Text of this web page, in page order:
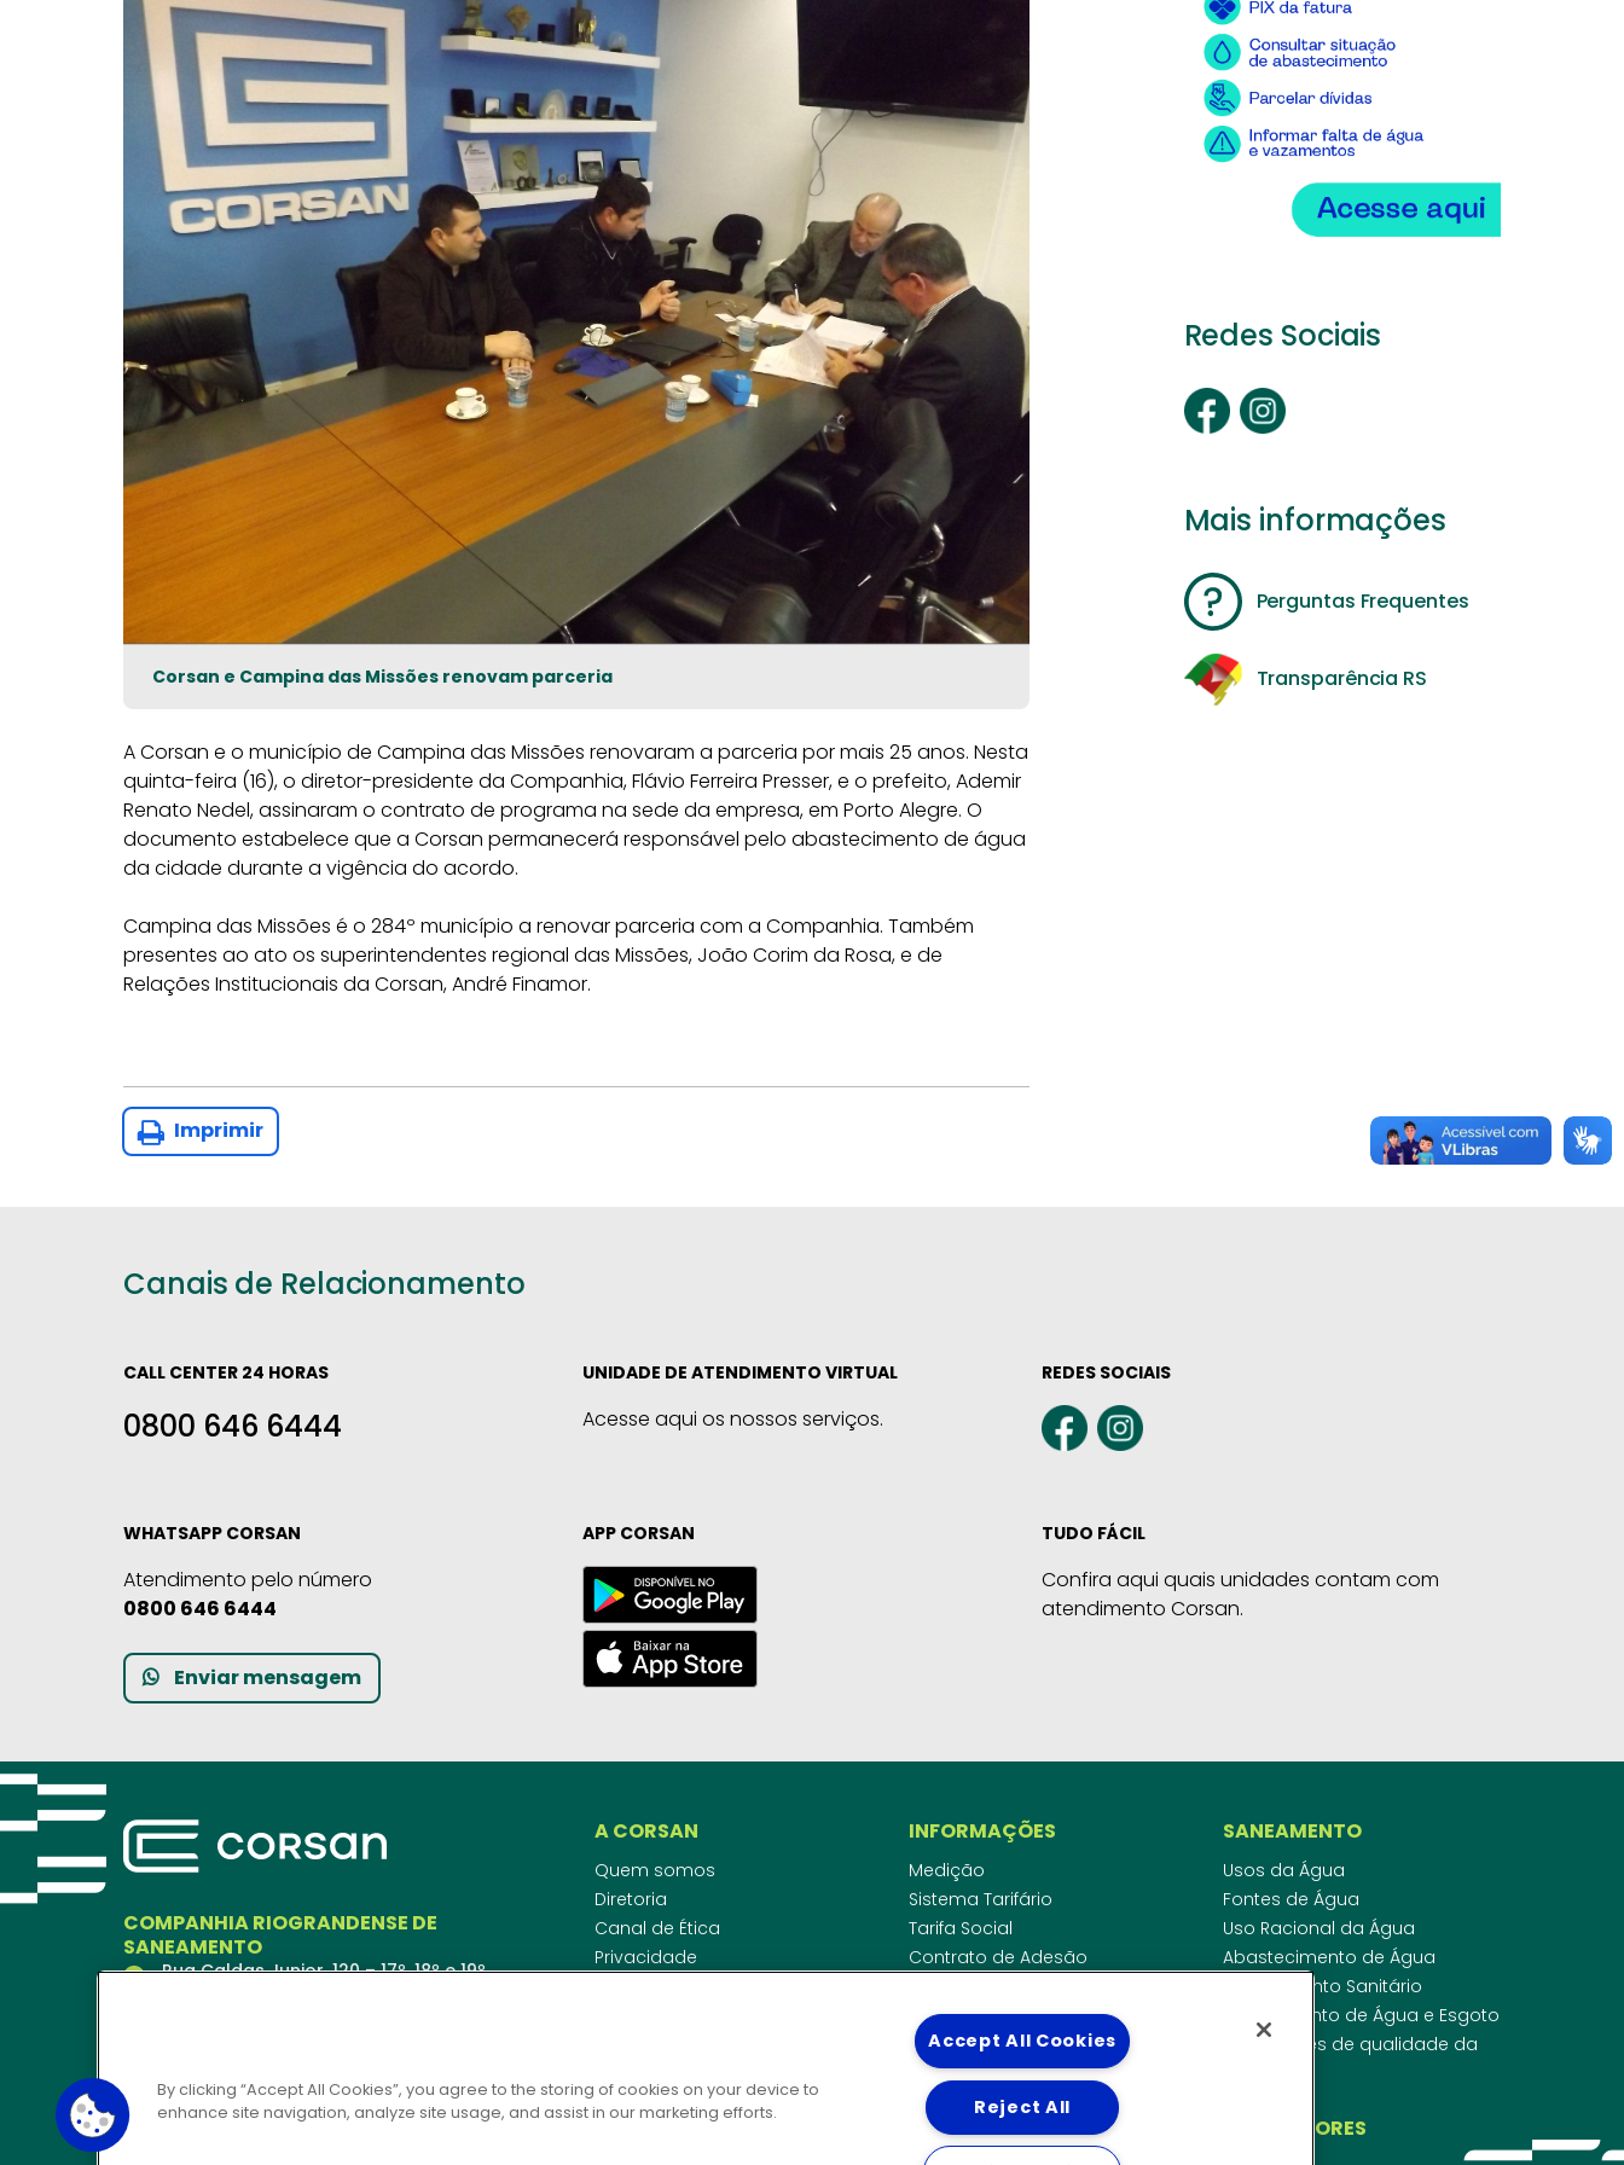
Corsan e Campina das Missões renovam parceria
A Corsan e o município de Campina das Missões renovaram a parceria por mais 25 anos. Nesta
quinta-feira (16), o diretor-presidente da Companhia, Flávio Ferreira Presser, e o prefeito, Ademir
Renato Nedel, assinaram o contrato de programa na sede da empresa, em Porto Alegre. O
documento estabelece que a Corsan permanecerá responsável pelo abastecimento de água
da cidade durante a vigência do acordo.
Campina das Missões é o 284º município a renovar parceria com a Companhia. Também
presentes ao ato os superintendentes regional das Missões, João Corim da Rosa, e de
Relações Institucionais da Corsan, André Finamor.
Imprimir
Redes Sociais
Mais informações
Perguntas Frequentes
Transparência RS
Canais de Relacionamento
CALL CENTER 24 HORAS
0800 646 6444
UNIDADE DE ATENDIMENTO VIRTUAL
Acesse aqui os nossos serviços.
REDES SOCIAIS
WHATSAPP CORSAN
Atendimento pelo número
0800 646 6444
Enviar mensagem
APP CORSAN TUDO FÁCIL
Confira aqui quais unidades contam com
atendimento Corsan.
COMPANHIA RIOGRANDENSE DE
SANEAMENTO
Rua Caldas Junior, 120 – 17º, 18º e 19º
CORSAN 24H
A CORSAN
Quem somos
Diretoria
Canal de Ética
Privacidade
Notícias
INFORMAÇÕES
Medição
Sistema Tarifário
Tarifa Social
Contrato de Adesão
Agências Reguladoras
Cobrança pela Disponibilidade
Padrão de Ligação de Água
Guia Cadastro Técnico
DIRETORIAS
SANEAMENTO
Usos da Água
Fontes de Água
Uso Racional da Água
Abastecimento de Água
Esgotamento Sanitário
Regulamento de Água e Esgoto
Indicadores de qualidade da
INVESTIDORES
By clicking “Accept All Cookies”, you agree to the storing of cookies on your device to
enhance site navigation, analyze site usage, and assist in our marketing efforts.
Accept All Cookies
Reject All